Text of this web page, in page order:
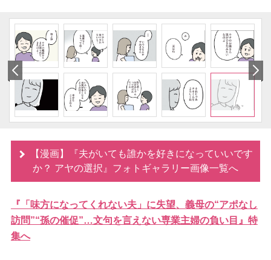
【漫画】『夫がいても誰かを好きになっていいです
か？ アヤの選択』フォトギャラリー画像一覧へ
『「味方になってくれない夫」に失望、義母の“アポなし
訪問”“孫の催促”…文句を言えない専業主婦の負い目』特
集へ